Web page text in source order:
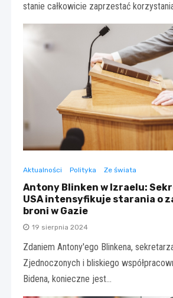
stanie całkowicie zaprzestać
Aktualności Polityka Ze świata
Antony Blinken w Izraelu:
USA intensyfikuje starania o
broni w Gazie
19 sierpnia 2024
Zdaniem Antony'ego Blinkena,
Zjednoczonych i bliskiego
Bidena, konieczne jest…